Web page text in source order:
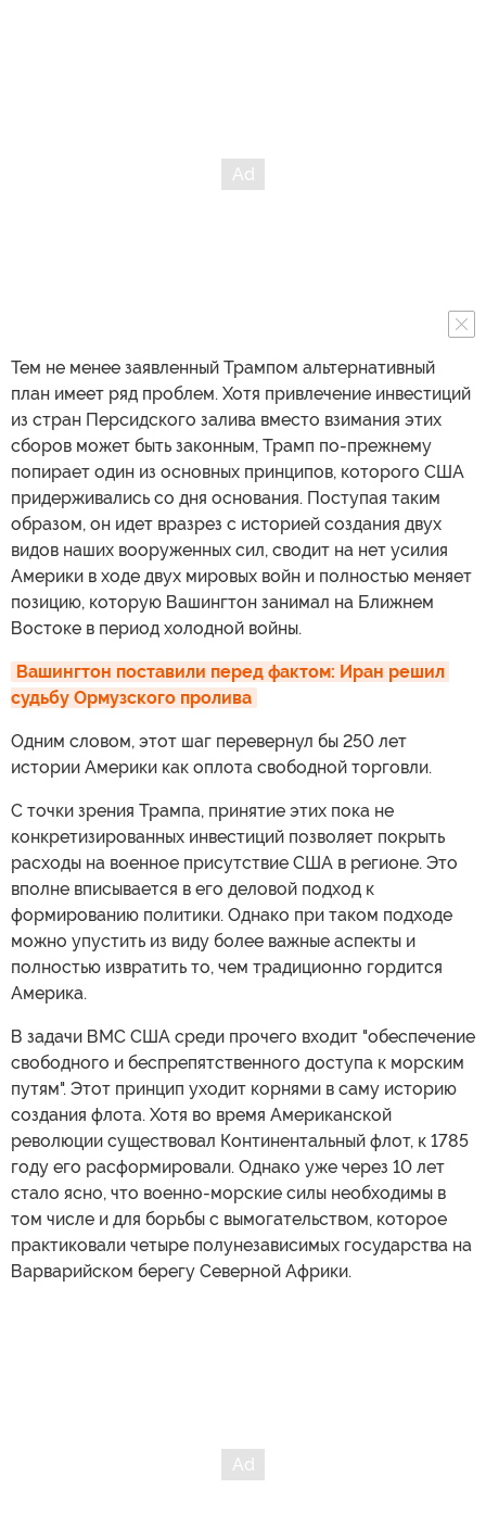
Тем не менее заявленный Трампом альтернативный
план имеет ряд проблем. Хотя привлечение инвестиций
из стран Персидского залива вместо взимания этих
сборов может быть законным, Трамп по-прежнему
попирает один из основных принципов, которого США
придерживались со дня основания. Поступая таким
образом, он идет вразрез с историей создания двух
видов наших вооруженных сил, сводит на нет усилия
Америки в ходе двух мировых войн и полностью меняет
позицию, которую Вашингтон занимал на Ближнем
Востоке в период холодной войны.
Вашингтон поставили перед фактом: Иран решил
судьбу Ормузского пролива
Одним словом, этот шаг перевернул бы 250 лет
истории Америки как оплота свободной торговли.
С точки зрения Трампа, принятие этих пока не
конкретизированных инвестиций позволяет покрыть
расходы на военное присутствие США в регионе. Это
вполне вписывается в его деловой подход к
формированию политики. Однако при таком подходе
можно упустить из виду более важные аспекты и
полностью извратить то, чем традиционно гордится
Америка.
В задачи ВМС США среди прочего входит "обеспечение
свободного и беспрепятственного доступа к морским
путям". Этот принцип уходит корнями в саму историю
создания флота. Хотя во время Американской
революции существовал Континентальный флот, к 1785
году его расформировали. Однако уже через 10 лет
стало ясно, что военно-морские силы необходимы в
том числе и для борьбы с вымогательством, которое
практиковали четыре полунезависимых государства на
Варварийском берегу Северной Африки.